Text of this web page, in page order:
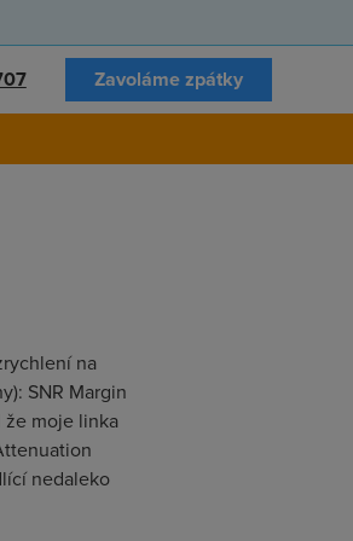
Zavoláme zpátky
na
SNR Margin
že moje linka
nedaleko